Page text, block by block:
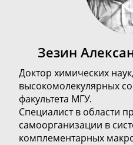
Зезин
Доктор химических
высокомолекулярных
факультета МГУ.
Специалист в области
самоорганизации в
комплементарных